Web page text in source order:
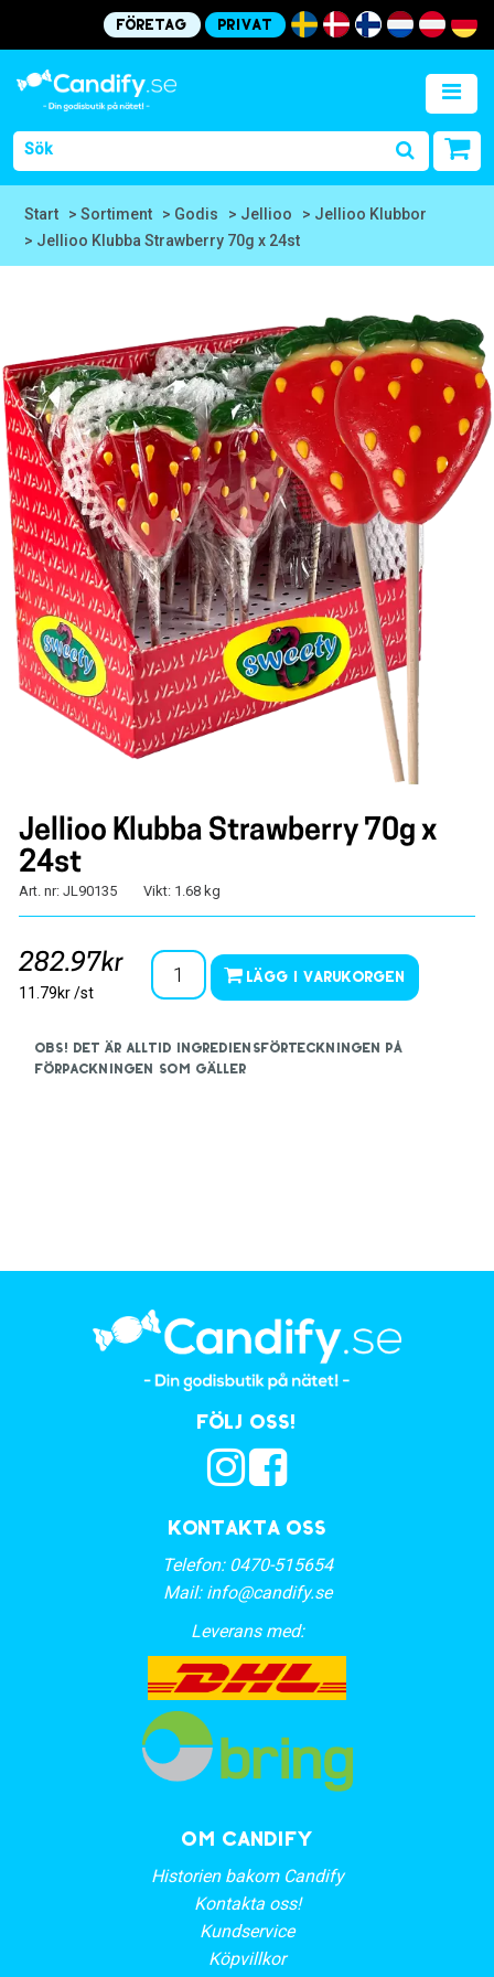
Företag Privat
Start > Sortiment > Godis > Jellioo
> Jellioo Klubbor
> Jellioo Klubba Strawberry 70g x 24st
Jellioo Klubba Strawberry 70g x
24st
Art. nr: JL90135 Vikt: 1.68 kg
282.97kr
11.79kr /st
Lägg i varukorgen
OBS! Det är alltid ingrediensförteckningen på
förpackningen som gäller
Kontakta oss
Telefon: 0470-515654
Mail: info@candify.se
Leverans med:
Följ oss!
OM CANDIFY
Historien bakom Candify
Kontakta oss!
Kundservice
Köpvillkor